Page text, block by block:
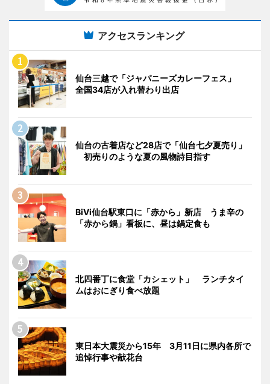
アクセスランキング
仙台三越で「ジャパニーズカレーフェス」
全国34店が入れ替わり出店
仙台の古着店など28店で「仙台七夕夏売り」
初売りのような夏の風物詩目指す
BiVi仙台駅東口に「赤から」新店 うま辛の
「赤から鍋」看板に、昼は鍋定食も
北四番丁に食堂「カシェット」 ランチタイ
ムはおにぎり食べ放題
東日本大震災から15年 3月11日に県内各所で
追悼行事や献花台